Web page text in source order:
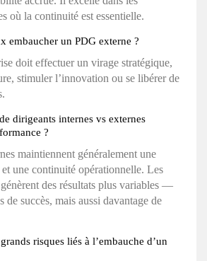
où la continuité est essentielle.
embaucher un PDG externe ?
doit effectuer un virage stratégique,
stimuler l’innovation ou se libérer de
dirigeants internes vs externes
?
maintiennent généralement une
une continuité opérationnelle. Les
des résultats plus variables —
de succès, mais aussi davantage de
risques liés à l’embauche d’un